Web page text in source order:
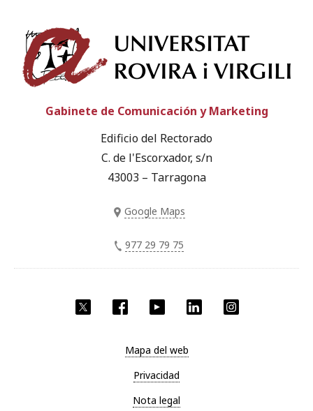
Twitter Facebook YouTube LinkedIn
Gabinete de Comunicación y Marketing
Edificio del Rectorado
C. de l'Escorxador, s/n
43003 – Tarragona
Google Maps
977 29 79 75
Mapa del web
Privacidad
Nota legal